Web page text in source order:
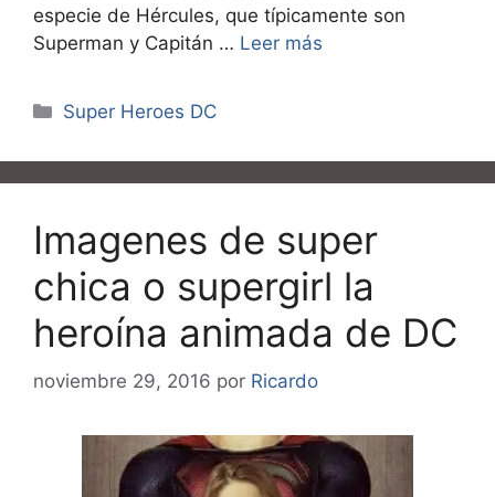
especie de Hércules, que típicamente son
Superman y Capitán … Leer más
Categorías
Super Heroes DC
Imagenes de super
chica o supergirl la
heroína animada de DC
noviembre 29, 2016 por Ricardo